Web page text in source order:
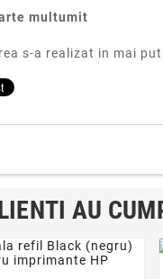
multumit
s-a realizat in mai
AU
favorite_border